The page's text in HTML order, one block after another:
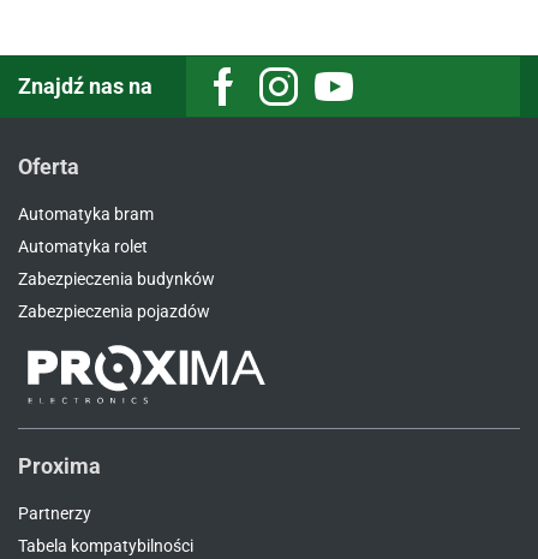
Znajdź nas na FacebookInstagramYoutube
Oferta
Automatyka bram
Automatyka rolet
Zabezpieczenia budynków
Zabezpieczenia pojazdów
Proxima
Partnerzy
Tabela kompatybilności